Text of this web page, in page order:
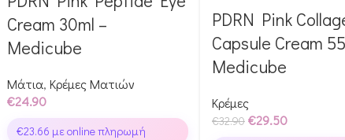
Cream 30ml –
Medicube
Μάτια, Κρέμες Ματιών
€24.90
€23.66με online πληρωμή
PDRN Pink
Capsule Cream
Medicube
Κρέμες
€32.90 €29.50